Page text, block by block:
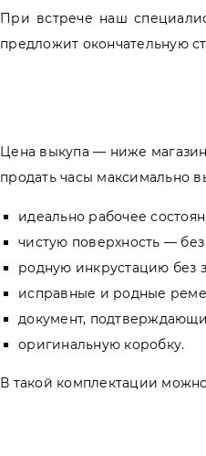
При встрече наш
предложит окончательную
Цена выкупа — ниже
продать часы максимально
идеально рабочее
чистую поверхность —
родную инкрустацию без
исправные и родные
документ,
оригинальную коробку.
В такой комплектации